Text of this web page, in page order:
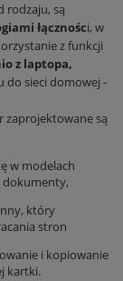
rodzaju, są
łączności, w
z funkcji
z laptopa,
do sieci domowej -
zaprojektowane są
w modelach
dokumenty,
który
stron
i kopiowanie
kartki.